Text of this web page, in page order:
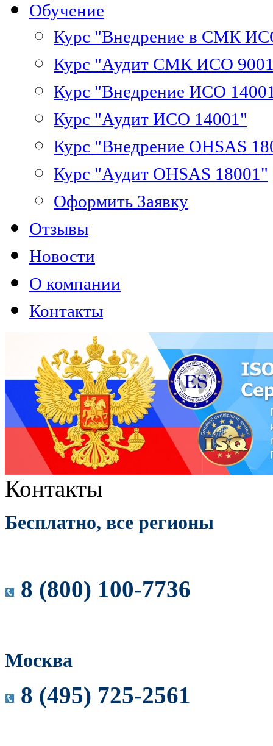
Обучение
Курс "Внедрение в СМК
Курс "Аудит СМК ИСО
Курс "Внедрение ИСО
Курс "Аудит ИСО 14001"
Курс "Внедрение OHSAS
Курс "Аудит OHSAS 18001"
Оформить Заявку
Отзывы
Новости
О компании
Контакты
Контакты
Бесплатно, все регионы
8 (800) 100-7736
Москва
8 (495) 725-2561